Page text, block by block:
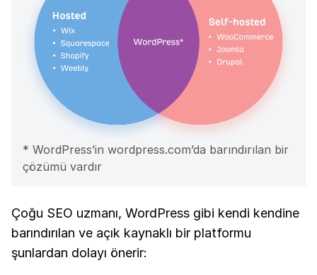
* WordPress’in wordpress.com’da barındırılan bir
çözümü vardır
Çoğu SEO uzmanı, WordPress gibi kendi kendine
barındırılan ve açık kaynaklı bir platformu
şunlardan dolayı önerir: